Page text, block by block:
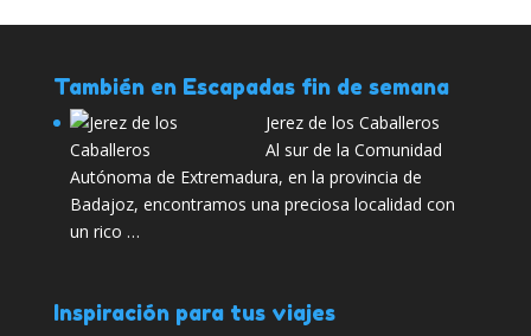
También en Escapadas fin de semana
Jerez de los Caballeros
Al sur de la Comunidad
Autónoma de Extremadura, en la provincia de
Badajoz, encontramos una preciosa localidad con
un rico …
Inspiración para tus viajes